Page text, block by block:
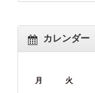
カレンダー
月 火